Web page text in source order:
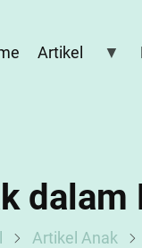
Artikel
Artikel Anak